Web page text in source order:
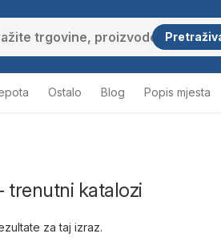
Ostalo Blog Popis mjesta
trenutni katalozi
za taj izraz.